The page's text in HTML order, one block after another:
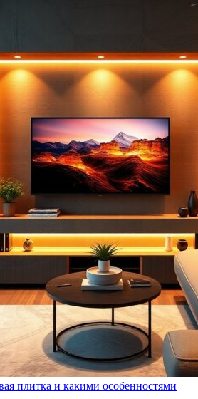
плитка и какими особенностями